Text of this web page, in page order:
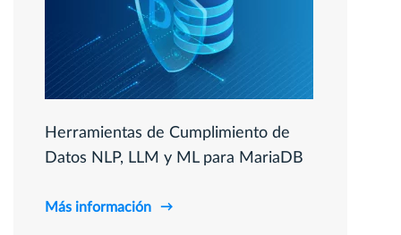
Herramientas de Cumplimiento de
Datos NLP, LLM y ML para MariaDB
Más información